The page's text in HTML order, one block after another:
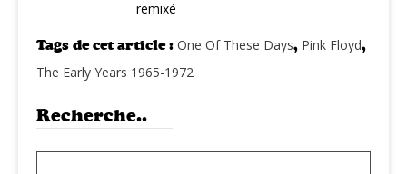
remixé
Tags de cet article : One Of These Days, Pink Floyd,
The Early Years 1965-1972
Recherche..